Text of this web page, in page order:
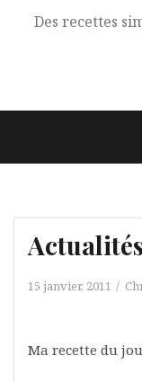
Des recettes
15 janvier, 2011
Ma recette du